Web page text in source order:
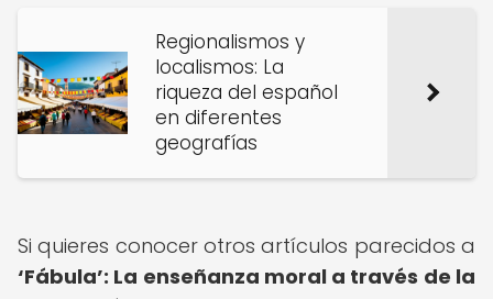
Regionalismos y
localismos: La
riqueza del español
en diferentes
geografías
Si quieres conocer otros artículos parecidos a
‘Fábula’: La enseñanza moral a través de la